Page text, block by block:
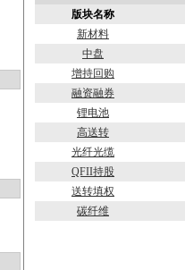
版块名称
新材料
中盘
增持回购
融资融券
锂电池
高送转
光纤光缆
QFII持股
送转填权
碳纤维